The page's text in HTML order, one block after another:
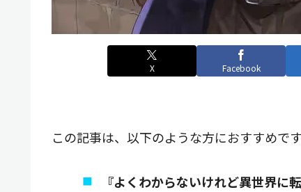
X Facebook
この記事は、以下のような方におすすめです
『よくわからないけれど異世界に